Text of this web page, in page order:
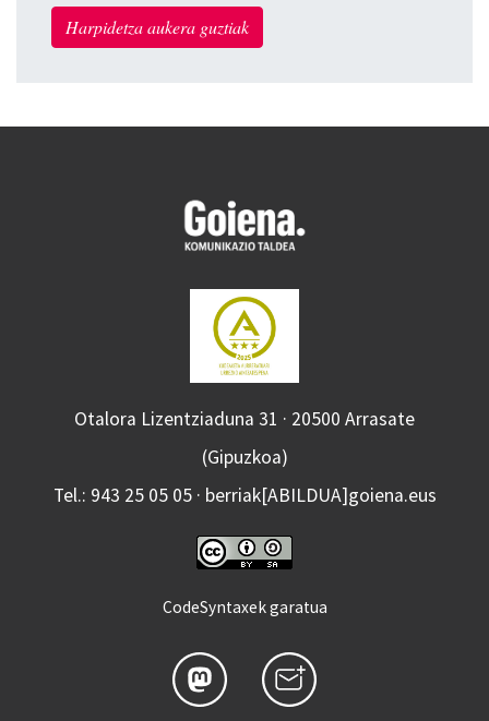
Harpidetza aukera guztiak
Otalora Lizentziaduna 31 · 20500 Arrasate
(Gipuzkoa)
Tel.: 943 25 05 05 · berriak[ABILDUA]goiena.eus
CodeSyntaxek garatua